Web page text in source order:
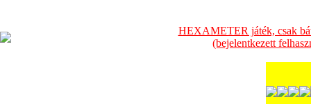
HEXAMETER játék, csak
(bejelentkezett